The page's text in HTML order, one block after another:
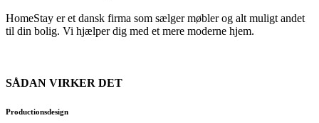
HomeStay er et dansk firma som sælger møbler og alt muligt andet
til din bolig. Vi hjælper dig med et mere moderne hjem.
SÅDAN VIRKER DET
Productionsdesign